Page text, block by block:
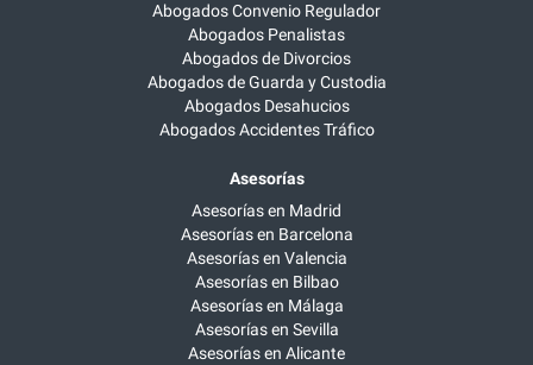
Abogados Convenio Regulador
Abogados Penalistas
Abogados de Divorcios
Abogados de Guarda y Custodia
Abogados Desahucios
Abogados Accidentes Tráfico
Asesorías
Asesorías en Madrid
Asesorías en Barcelona
Asesorías en Valencia
Asesorías en Bilbao
Asesorías en Málaga
Asesorías en Sevilla
Asesorías en Alicante